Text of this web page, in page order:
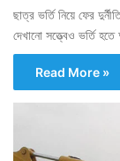
ছাত্র ভর্তি নিয়ে ফের
দেখানো সত্ত্বেও ভর্তি
Read More »